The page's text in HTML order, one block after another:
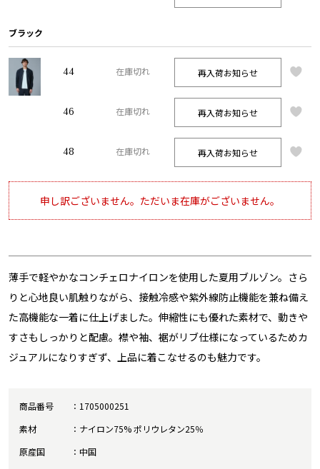
ブラック
44 在庫切れ 再入荷お知らせ
46 在庫切れ 再入荷お知らせ
48 在庫切れ 再入荷お知らせ
申し訳ございません。ただいま在庫がございません。
薄手で軽やかなコンチェロナイロンを使用した夏用ブルゾン。さら
りと心地良い肌触りながら、接触冷感や紫外線防止機能を兼ね備え
た高機能な一着に仕上げました。伸縮性にも優れた素材で、動きや
すさもしっかりと配慮。襟や袖、裾がリブ仕様になっているためカ
ジュアルになりすぎず、上品に着こなせるのも魅力です。
商品番号
1705000251
素材
ナイロン75% ポリウレタン25％
原産国
中国